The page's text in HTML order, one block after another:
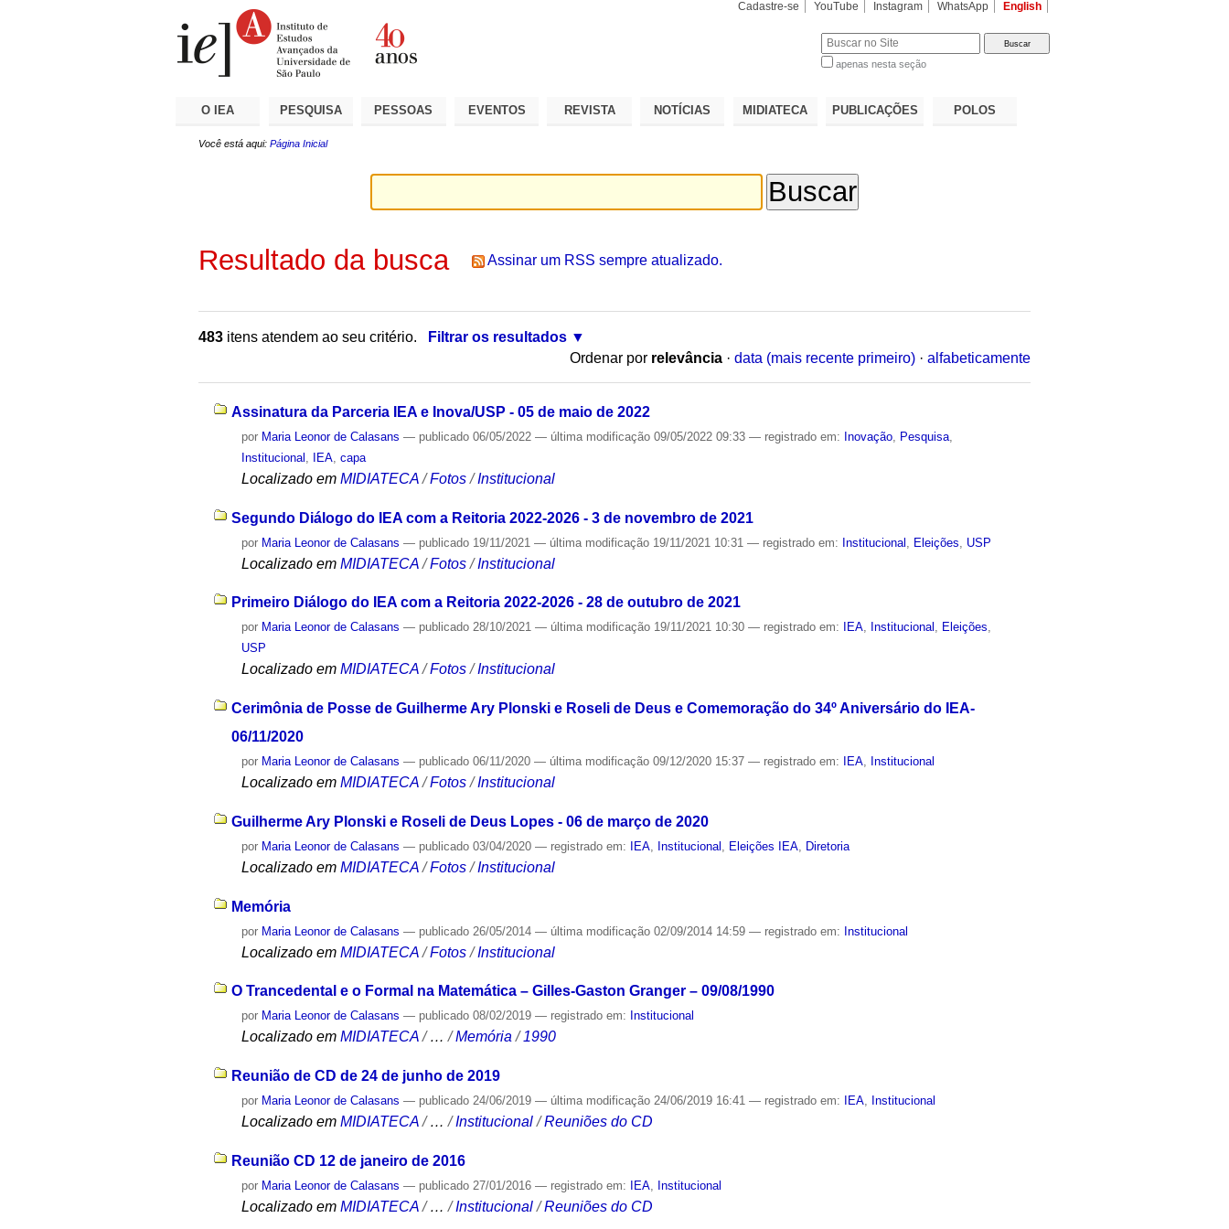
Cadastre-se YouTube Instagram WhatsApp English
apenas nesta seção
O IEA PESQUISA PESSOAS EVENTOS REVISTA NOTÍCIAS MIDIATECA PUBLICAÇÕES POLOS
Você está aqui: Página Inicial
Resultado da busca Assinar um RSS sempre atualizado.
483 itens atendem ao seu critério.
Filtrar os resultados
Ordenar por relevância · data (mais recente primeiro) · alfabeticamente
Assinatura da Parceria IEA e Inova/USP - 05 de maio de 2022
por Maria Leonor de Calasans — publicado 06/05/2022— última modificação 09/05/2022 09:33— registrado em: Inovação Pesquisa
Institucional
IEA ,capa
Localizado em MIDIATECA /Fotos /Institucional
Segundo Diálogo do IEA com a Reitoria 2022-2026 - 3 de novembro de 2021
por Maria Leonor de Calasans — publicado 19/11/2021— última modificação 19/11/2021 10:31— registrado em: Institucional Eleições USP
Localizado em MIDIATECA /Fotos /Institucional
Primeiro Diálogo do IEA com a Reitoria 2022-2026 - 28 de outubro de 2021
por Maria Leonor de Calasans — publicado 28/10/2021— última modificação 19/11/2021 10:30— registrado em: IEA, Institucional , Eleições,
USP
Localizado em MIDIATECA /Fotos /Institucional
Cerimônia de Posse de Guilherme Ary Plonski e Roseli de Deus e Comemoração do 34º Aniversário do IEA-
06/11/2020
por Maria Leonor de Calasans — publicado 06/11/2020— última modificação 09/12/2020 15:37— registrado em: IEA, Institucional
Localizado em MIDIATECA /Fotos /Institucional
Guilherme Ary Plonski e Roseli de Deus Lopes - 06 de março de 2020
por Maria Leonor de Calasans — publicado 03/04/2020— registrado em: IEA Institucional Eleições IEA Diretoria
Localizado em MIDIATECA /Fotos /Institucional
Memória
por Maria Leonor de Calasans — publicado 26/05/2014— última modificação 02/09/2014 14:59— registrado em: Institucional
Localizado em MIDIATECA /Fotos /Institucional
O Trancedental e o Formal na Matemática – Gilles-Gaston Granger – 09/08/1990
por Maria Leonor de Calasans — publicado 08/02/2019— registrado em: Institucional
Localizado em MIDIATECA /…/Memória /1990
Reunião de CD de 24 de junho de 2019
por Maria Leonor de Calasans — publicado 24/06/2019— última modificação 24/06/2019 16:41— registrado em: IEA Institucional
Localizado em MIDIATECA /…/Institucional /Reuniões do CD
Reunião CD 12 de janeiro de 2016
por Maria Leonor de Calasans — publicado 27/01/2016— registrado em: IEA Institucional
Localizado em MIDIATECA /…/Institucional /Reuniões do CD